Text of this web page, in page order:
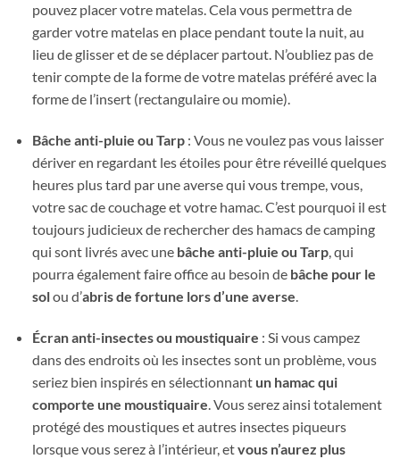
pouvez placer votre matelas. Cela vous permettra de
garder votre matelas en place pendant toute la nuit, au
lieu de glisser et de se déplacer partout. N’oubliez pas de
tenir compte de la forme de votre matelas préféré avec la
forme de l’insert (rectangulaire ou momie).
Bâche anti-pluie ou Tarp: Vous ne voulez pas vous laisser
dériver en regardant les étoiles pour être réveillé quelques
heures plus tard par une averse qui vous trempe, vous,
votre sac de couchage et votre hamac. C’est pourquoi il est
toujours judicieux de rechercher des hamacs de camping
qui sont livrés avec une bâche anti-pluie ou Tarp, qui
pourra également faire office au besoin de bâche pour le
solou d’abris de fortune lors d’une averse.
Écran anti-insectes ou moustiquaire : Si vous campez
dans des endroits où les insectes sont un problème, vous
seriez bien inspirés en sélectionnant un hamac qui
comporte une moustiquaire. Vous serez ainsi totalement
protégé des moustiques et autres insectes piqueurs
lorsque vous serez à l’intérieur, etvous n’aurez plus